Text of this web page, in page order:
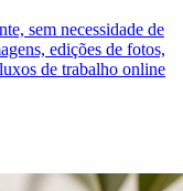
sem necessidade de
edições de fotos,
de trabalho online